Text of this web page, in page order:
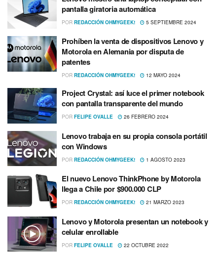
pantalla giratoria automática
POR REDACCIÓN OHMYGEEK! 5 SEPTIEMBRE 2024
Prohíben la venta de dispositivos Lenovo y
Motorola en Alemania por disputa de
patentes
POR REDACCIÓN OHMYGEEK! 12 MAYO 2024
Project Crystal: así luce el primer notebook
con pantalla transparente del mundo
POR FELIPE OVALLE 26 FEBRERO 2024
Lenovo trabaja en su propia consola portátil
con Windows
POR REDACCIÓN OHMYGEEK! 1 AGOSTO 2023
El nuevo Lenovo ThinkPhone by Motorola
llega a Chile por $900.000 CLP
POR REDACCIÓN OHMYGEEK! 21 MARZO 2023
Lenovo y Motorola presentan un notebook y
celular enrollable
POR FELIPE OVALLE 22 OCTUBRE 2022